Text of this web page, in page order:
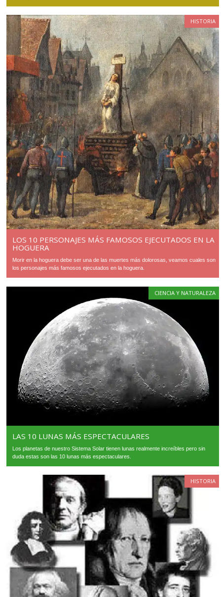
HISTORIA
LOS 10 PERSONAJES MÁS FAMOSOS EJECUTADOS EN LA
HOGUERA
Morir en la hoguera debe ser una de las muertes más dolorosas, veamos cuales son
los personajes más famosos ejecutados en la hoguera.
CIENCIA Y NATURALEZA
LAS 10 LUNAS MÁS ESPECTACULARES
Los planetas de nuestro Sistema Solar tienen lunas realmente increíbles pero sin
duda estas son las 10 lunas más espectaculares.
HISTORIA